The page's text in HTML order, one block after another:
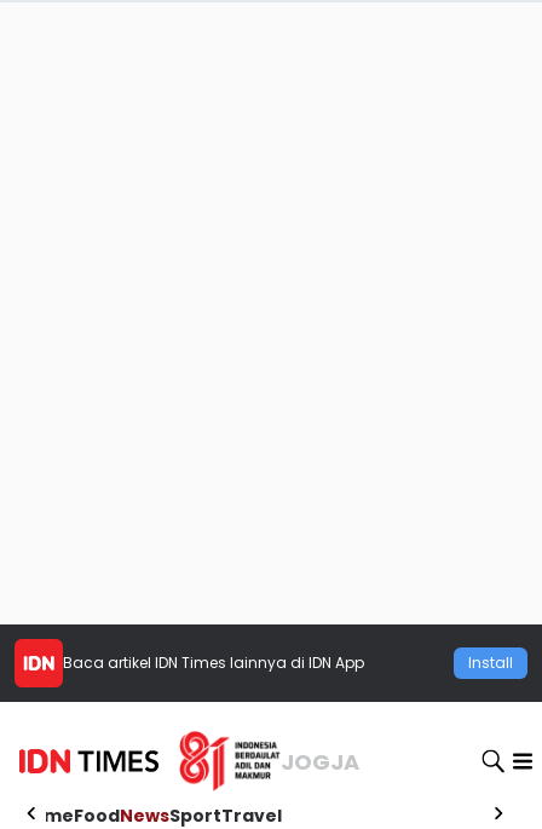
Baca artikel IDN Times lainnya di IDN App Install
JOGJA
HomeFoodNewsSportTravel